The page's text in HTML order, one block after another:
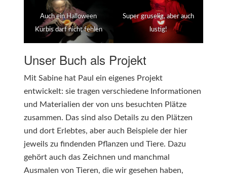
Auch ein Halloween
Kürbis darf nicht fehlen
Super gruselig, aber auch
lustig!
Unser Buch als Projekt
Mit Sabine hat Paul ein eigenes Projekt
entwickelt: sie tragen verschiedene Informationen
und Materialien der von uns besuchten Plätze
zusammen. Das sind also Details zu den Plätzen
und dort Erlebtes, aber auch Beispiele der hier
jeweils zu findenden Pflanzen und Tiere. Dazu
gehört auch das Zeichnen und manchmal
Ausmalen von Tieren, die wir gesehen haben,